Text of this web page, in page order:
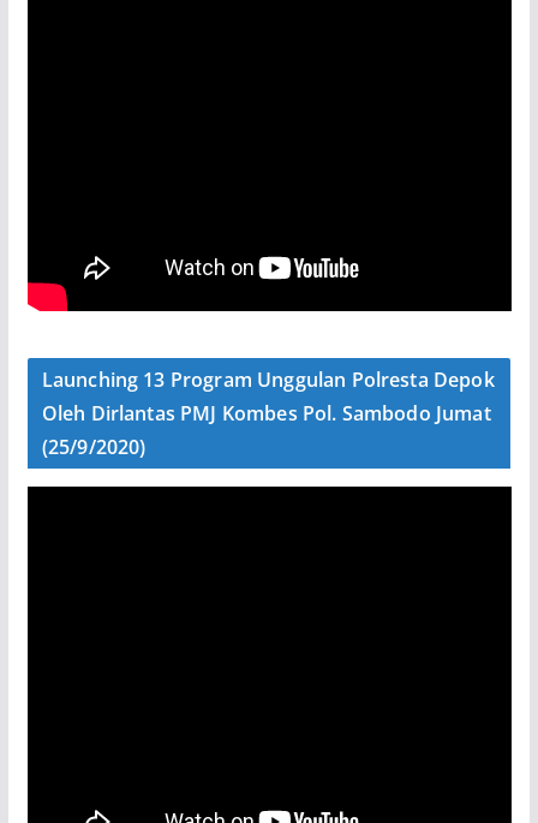
Launching 13 Program Unggulan Polresta Depok
Oleh Dirlantas PMJ Kombes Pol. Sambodo Jumat
(25/9/2020)